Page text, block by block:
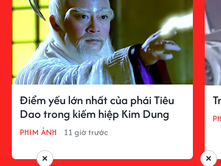
Điểm yếu lớn nhất của phái Tiêu
Dao trong kiếm hiệp Kim Dung
PHIM ẢNH 11 giờ trước
×
×